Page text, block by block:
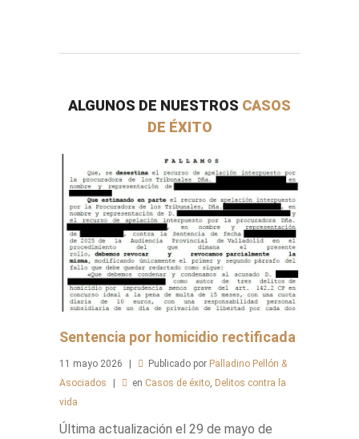
ALGUNOS DE NUESTROS CASOS
DE ÉXITO
Sentencia por homicidio rectificada
11 mayo 2026 Publicado por Palladino Pellón &
Asociados
en Casos de éxito, Delitos contra la
vida
Última actualización el 29 de mayo de